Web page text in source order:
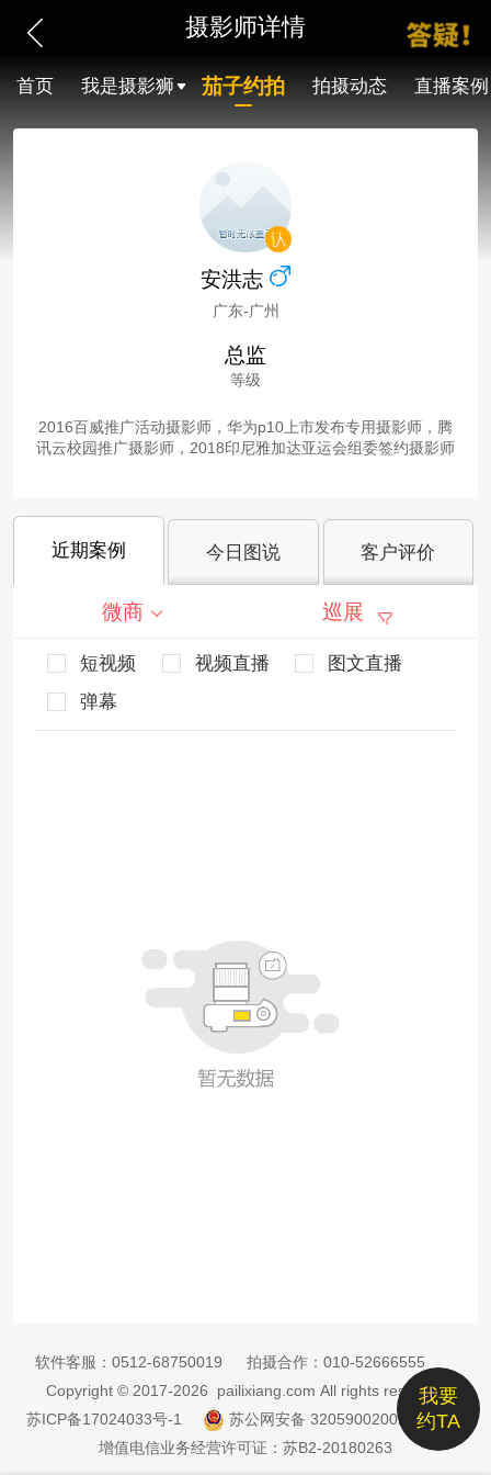
摄影师详情
首页 我是摄影狮 茄子约拍 拍摄动态 直播案例
安洪志
广东-广州
总监
等级
2016百威推广活动摄影师，华为p10上市发布专用摄影师，腾
讯云校园推广摄影师，2018印尼雅加达亚运会组委签约摄影师
近期案例 今日图说 客户评价
微商 巡展
短视频 视频直播
图文直播
弹幕
我要
约TA
软件客服： 0512-68750019 拍摄合作： 010-52666555
Copyright © 2017-2026 pailixiang.com All rights reserved
苏ICP备17024033号-1
苏公网安备 32059002002885号
增值电信业务经营许可证：苏B2-20180263